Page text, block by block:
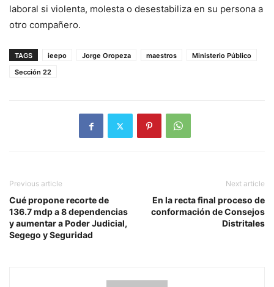
laboral si violenta, molesta o desestabiliza en su persona a
otro compañero.
TAGS ieepo Jorge Oropeza maestros
Ministerio Público
Sección 22
Previous article
Cué propone recorte de
136.7 mdp a 8 dependencias
y aumentar a Poder Judicial,
Segego y Seguridad
Next article
En la recta final proceso de
conformación de Consejos
Distritales